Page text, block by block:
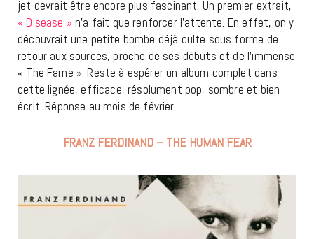
jet devrait être encore plus fascinant. Un premier extrait,
« Disease » n’a fait que renforcer l’attente. En effet, on y
découvrait une petite bombe déjà culte sous forme de
retour aux sources, proche de ses débuts et de l’immense
« The Fame ». Reste à espérer un album complet dans
cette lignée, efficace, résolument pop, sombre et bien
écrit. Réponse au mois de février.
FRANZ FERDINAND – THE HUMAN FEAR